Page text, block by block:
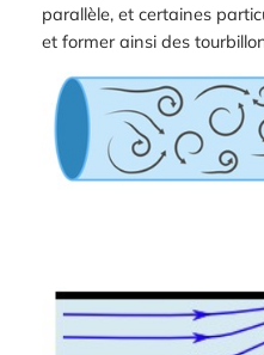
parallèle, et certaines
et former ainsi des